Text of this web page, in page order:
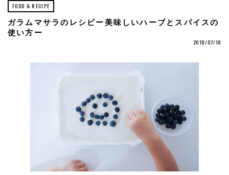
FOOD & RECIPE
ガラムマサラのレシピー美味しいハーブとスパイスの
使い方ー
2018/07/18